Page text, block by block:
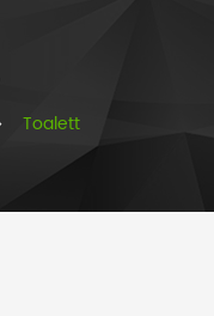
Toalett